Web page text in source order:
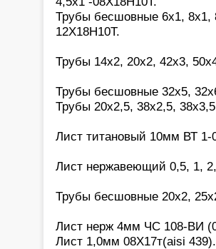
Трубы бесшовные 6х1, 8х1,
12Х18Н10Т.
Трубы 14х2, 20х2, 42х3,
Трубы бесшовные 32х5,
Трубы 20х2,5, 38х2,5,
Лист титановый 10мм ВТ 1-
Лист нержавеющий 0,5, 1,
Трубы бесшовные 20х2,
Лист нерж 4мм ЧС 108-ВИ
Лист 1,0мм 08Х17т(aisi 439).